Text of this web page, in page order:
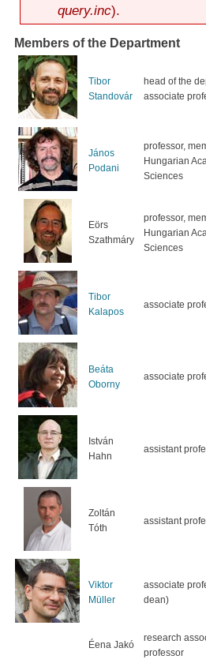
query.inc).
Members of the Department
Tibor
Standovár
head of the
associate
János
Podani
professor,
Hungarian
Sciences
Eörs
Szathmáry
professor,
Hungarian
Sciences
Tibor
Kalapos
associate
Beáta
Oborny
associate
István
Hahn
assistant
Zoltán
Tóth
assistant
Viktor
Müller
associate
dean)
Éena Jakó
research
professor